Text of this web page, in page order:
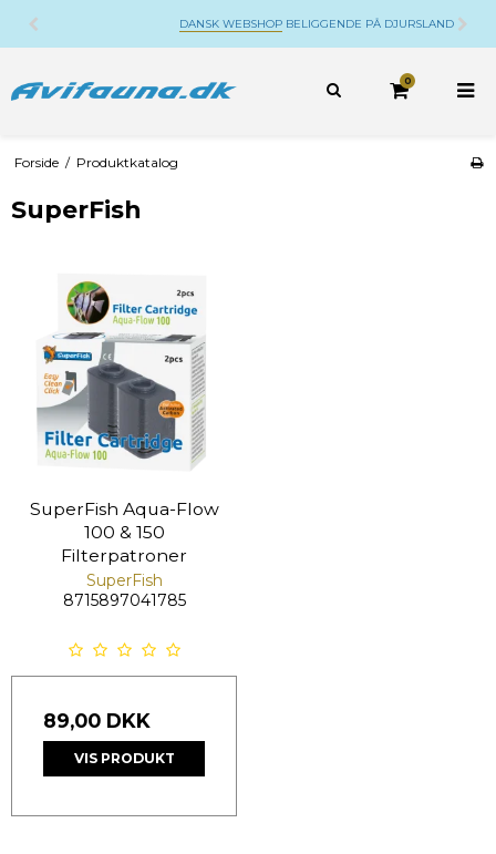
DANSK WEBSHOPBELIGGENDE PÅ DJURSLAND
0
Forside / Produktkatalog
SuperFish
SuperFish Aqua-Flow
100 & 150
Filterpatroner
SuperFish
8715897041785
89,00 DKK
VIS PRODUKT